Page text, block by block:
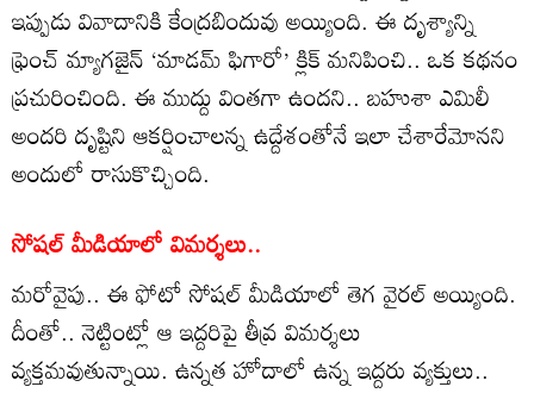
ఇప్పుడు వివాదానికి కేంద్రబిందువు అయ్యింది. ఈ దృశ్యాన్ని
ఫ్రెంచ్‌ మ్యాగజైన్‌ ‘మాడమ్‌ ఫిగారో’ క్లిక్‌ మనిపించి.. ఒక కథనం
ప్రచురించింది. ఈ ముద్దు వింతగా ఉందని.. బహుశా ఎమిలీ
అందరి దృష్టిని ఆకర్షించాలన్న ఉద్దేశంతోనే ఇలా చేశారేమోనని
అందులో రాసుకొచ్చింది.
సోషల్ మీడియాలో విమర్శలు..
మరోవైపు.. ఈ ఫోటో సోషల్ మీడియాలో తెగ వైరల్ అయ్యింది.
దీంతో.. నెట్టింట్లో ఆ ఇద్దరిపై తీవ్ర విమర్శలు
వ్యక్తమవుతున్నాయి. ఉన్నత హోదాలో ఉన్న ఇద్దరు వ్యక్తులు..